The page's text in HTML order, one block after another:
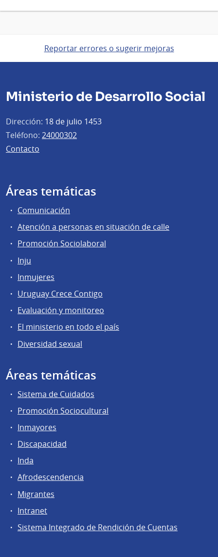
Reportar errores o sugerir mejoras
Ministerio de Desarrollo Social
Dirección: 18 de julio 1453
Teléfono: 24000302
Contacto
Áreas temáticas
Comunicación
Atención a personas en situación de calle
Promoción Sociolaboral
Inju
Inmujeres
Uruguay Crece Contigo
Evaluación y monitoreo
El ministerio en todo el país
Diversidad sexual
Áreas temáticas
Sistema de Cuidados
Promoción Sociocultural
Inmayores
Discapacidad
Inda
Afrodescendencia
Migrantes
Intranet
Sistema Integrado de Rendición de Cuentas